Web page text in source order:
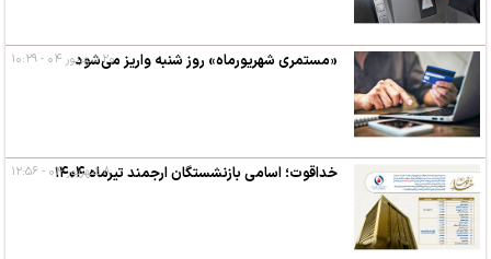
«مستمری شهریورماه» روز شنبه واریز می‌شود
۲۰ شهریور ۰۴ - ۱۰:۲۹
خداقوت؛ اسامی بازنشستگان ارجمند تیرماه ۱۴۰۴
۸ شهریور ۰۴ - ۱۲:۵۶